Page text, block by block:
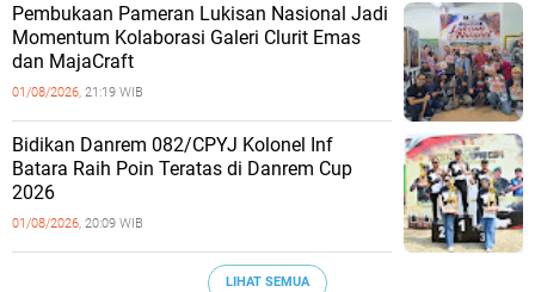
Pembukaan Pameran Lukisan Nasional Jadi
Momentum Kolaborasi Galeri Clurit Emas
dan MajaCraft
01/08/2026, 21:19 WIB
Bidikan Danrem 082/CPYJ Kolonel Inf
Batara Raih Poin Teratas di Danrem Cup
2026
01/08/2026, 20:09 WIB
LIHAT SEMUA